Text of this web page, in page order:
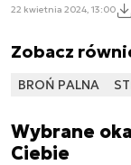
22 kwietnia 2024, 13:00
Zobacz
BROŃ PALNA
Wybrane
Ciebie